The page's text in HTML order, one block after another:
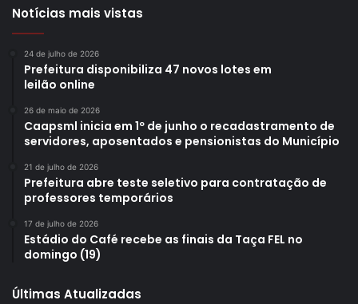
Notícias mais vistas
24 de julho de 2026
Prefeitura disponibiliza 47 novos lotes em
leilão online
26 de maio de 2026
Caapsml inicia em 1º de junho o recadastramento de
servidores, aposentados e pensionistas do Município
21 de julho de 2026
Prefeitura abre teste seletivo para contratação de
professores temporários
17 de julho de 2026
Estádio do Café recebe as finais da Taça FEL no
domingo (19)
Últimas Atualizadas